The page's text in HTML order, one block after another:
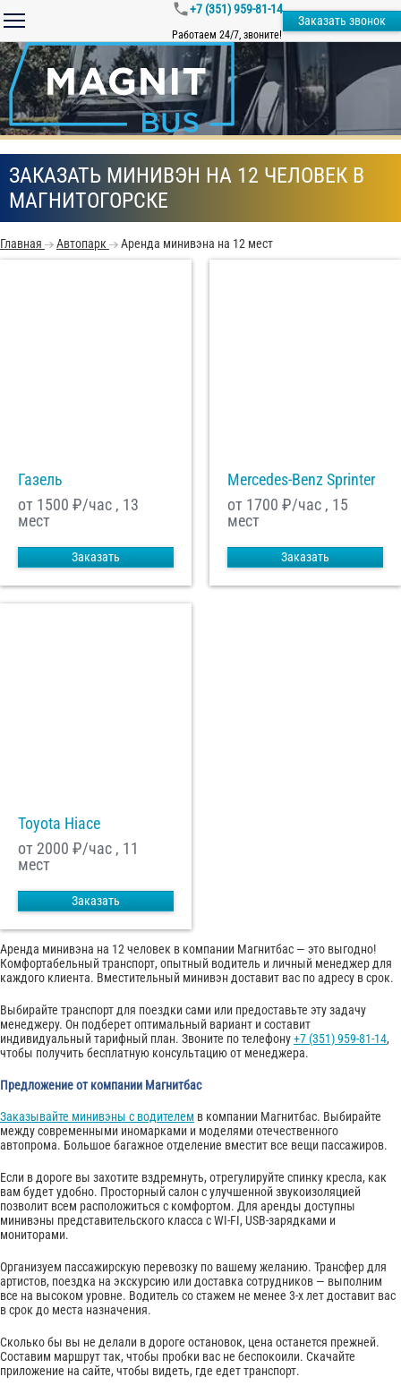
+7 (351) 959-81-14
Работаем 24/7, звоните!
Заказать звонок
ЗАКАЗАТЬ МИНИВЭН НА 12 ЧЕЛОВЕК В
МАГНИТОГОРСКЕ
Главная Автопарк Аренда минивэна на 12 мест
Газель
от 1500 ₽/час , 13
мест
Заказать
Mercedes-Benz Sprinter
от 1700 ₽/час , 15
мест
Заказать
Toyota Hiace
от 2000 ₽/час , 11
мест
Заказать
Аренда минивэна на 12 человек в компании Магнитбас — это выгодно!
Комфортабельный транспорт, опытный водитель и личный менеджер для
каждого клиента. Вместительный минивэн доставит вас по адресу в срок.
Выбирайте транспорт для поездки сами или предоставьте эту задачу
менеджеру. Он подберет оптимальный вариант и составит
индивидуальный тарифный план. Звоните по телефону+7 (351) 959-81-14,
чтобы получить бесплатную консультацию от менеджера.
Предложение от компании Магнитбас
Заказывайте минивэны с водителем в компании Магнитбас. Выбирайте
между современными иномарками и моделями отечественного
автопрома. Большое багажное отделение вместит все вещи пассажиров.
Если в дороге вы захотите вздремнуть, отрегулируйте спинку кресла, как
вам будет удобно. Просторный салон с улучшенной звукоизоляцией
позволит всем расположиться с комфортом. Для аренды доступны
минивэны представительского класса с WI-FI, USB-зарядками и
мониторами.
Организуем пассажирскую перевозку по вашему желанию. Трансфер для
артистов, поездка на экскурсию или доставка сотрудников — выполним
все на высоком уровне. Водитель со стажем не менее 3-х лет доставит вас
в срок до места назначения.
Сколько бы вы не делали в дороге остановок, цена останется прежней.
Составим маршрут так, чтобы пробки вас не беспокоили. Скачайте
приложение на сайте, чтобы видеть, где едет транспорт.
обработку моих Персональных данных